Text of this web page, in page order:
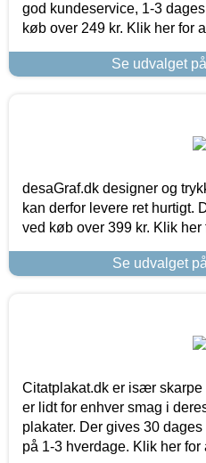
god kundeservice, 1-3
køb over 249 kr. Klik her for
Se udvalget
desaGraf.dk designer og
kan derfor levere ret hurtigt.
ved køb over 399 kr. Klik
Se udvalget
Citatplakat.dk er især skarpe
er lidt for enhver smag i
plakater. Der gives 30
på 1-3 hverdage. Klik her for